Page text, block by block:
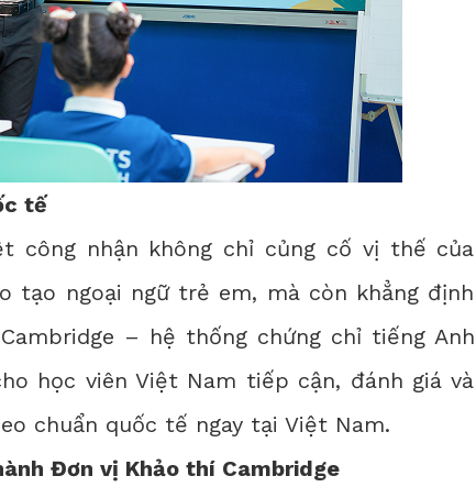
tế
công nhận không chỉ củng cố vị thế của
tạo ngoại ngữ trẻ em, mà còn khẳng định
– hệ thống chứng chỉ tiếng Anh
học viên Việt Nam tiếp cận, đánh giá và
chuẩn quốc tế ngay tại Việt Nam.
Đơn vị Khảo thí Cambridge